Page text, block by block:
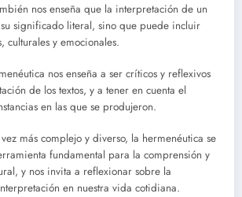
nos enseña que la interpretación de un
significado literal, sino que puede incluir
culturales y emocionales.
nos enseña a ser críticos y reflexivos
de los textos, y a tener en cuenta el
en las que se produjeron.
más complejo y diverso, la hermenéutica se
fundamental para la comprensión y
y nos invita a reflexionar sobre la
en nuestra vida cotidiana.